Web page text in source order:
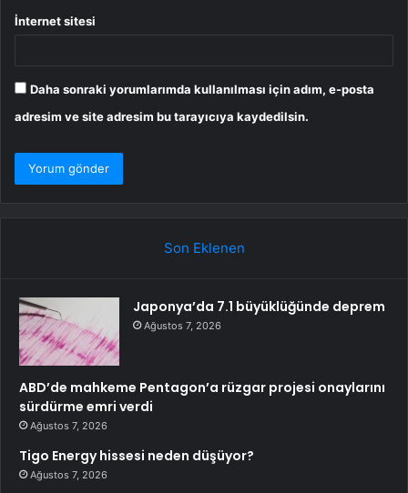
İnternet sitesi
Daha sonraki yorumlarımda kullanılması için adım, e-posta
adresim ve site adresim bu tarayıcıya kaydedilsin.
Son Eklenen
Japonya’da 7.1 büyüklüğünde deprem
Ağustos 7, 2026
ABD’de mahkeme Pentagon’a rüzgar projesi onaylarını
sürdürme emri verdi
Ağustos 7, 2026
Tigo Energy hissesi neden düşüyor?
Ağustos 7, 2026